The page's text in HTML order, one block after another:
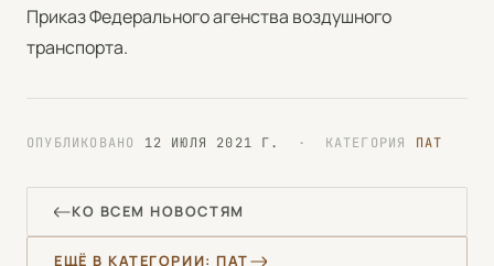
Приказ Федерального агенства воздушного
транспорта.
ОПУБЛИКОВАНО 12 ИЮЛЯ 2021 Г. · КАТЕГОРИЯ ПАТ
КО ВСЕМ НОВОСТЯМ
ЕЩЁ В КАТЕГОРИИ: ПАТ